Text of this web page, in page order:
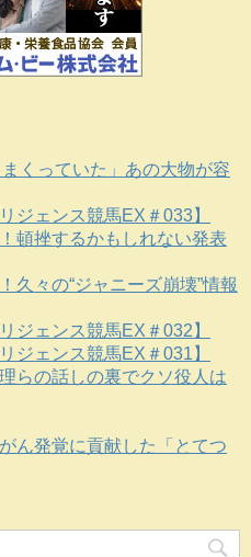
くっていた」あの大物が容
ジェンス競馬EX＃033】
頓挫するかもしれない発表
久々の“ジャニーズ崩壊”情報
ジェンス競馬EX＃032】
ジェンス競馬EX＃031】
らの話しの裏でクソ役人は
ん発覚に貢献した「とてつ